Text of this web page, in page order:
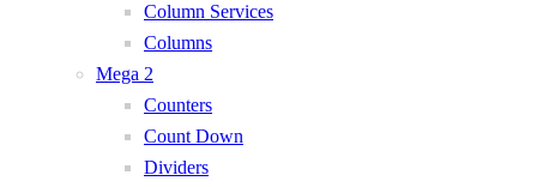
Column Services
Columns
Mega 2
Counters
Count Down
Dividers